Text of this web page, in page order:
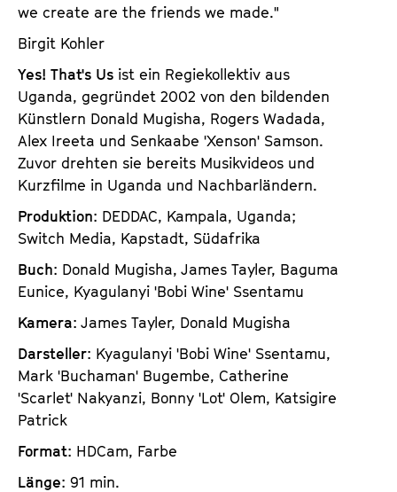
we create are the friends we made."
Birgit Kohler
Yes! That's Us ist ein Regiekollektiv aus
Uganda, gegründet 2002 von den bildenden
Künstlern Donald Mugisha, Rogers Wadada,
Alex Ireeta und Senkaabe 'Xenson' Samson.
Zuvor drehten sie bereits Musikvideos und
Kurzfilme in Uganda und Nachbarländern.
Produktion: DEDDAC, Kampala, Uganda;
Switch Media, Kapstadt, Südafrika
Buch: Donald Mugisha, James Tayler, Baguma
Eunice, Kyagulanyi 'Bobi Wine' Ssentamu
Kamera: James Tayler, Donald Mugisha
Darsteller: Kyagulanyi 'Bobi Wine' Ssentamu,
Mark 'Buchaman' Bugembe, Catherine
'Scarlet' Nakyanzi, Bonny 'Lot' Olem, Katsigire
Patrick
Format: HDCam, Farbe
Länge: 91 min.